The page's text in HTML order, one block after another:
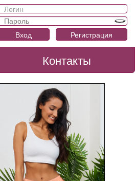
Регистрация
Вход
Контакты